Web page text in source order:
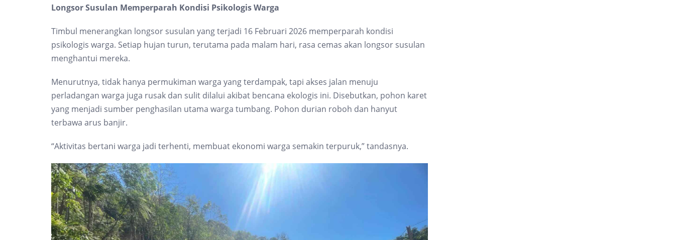
Longsor Susulan Memperparah Kondisi Psikologis Warga
Timbul menerangkan longsor susulan yang terjadi 16 Februari 2026 memperparah kondisi
psikologis warga. Setiap hujan turun, terutama pada malam hari, rasa cemas akan longsor susulan
menghantui mereka.
Menurutnya, tidak hanya permukiman warga yang terdampak, tapi akses jalan menuju
perladangan warga juga rusak dan sulit dilalui akibat bencana ekologis ini. Disebutkan, pohon karet
yang menjadi sumber penghasilan utama warga tumbang. Pohon durian roboh dan hanyut
terbawa arus banjir.
“Aktivitas bertani warga jadi terhenti, membuat ekonomi warga semakin terpuruk,” tandasnya.